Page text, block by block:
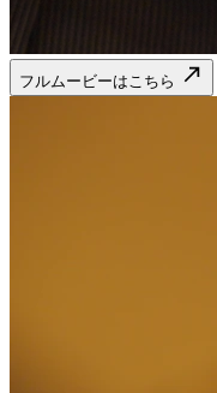
フルムービーはこちら